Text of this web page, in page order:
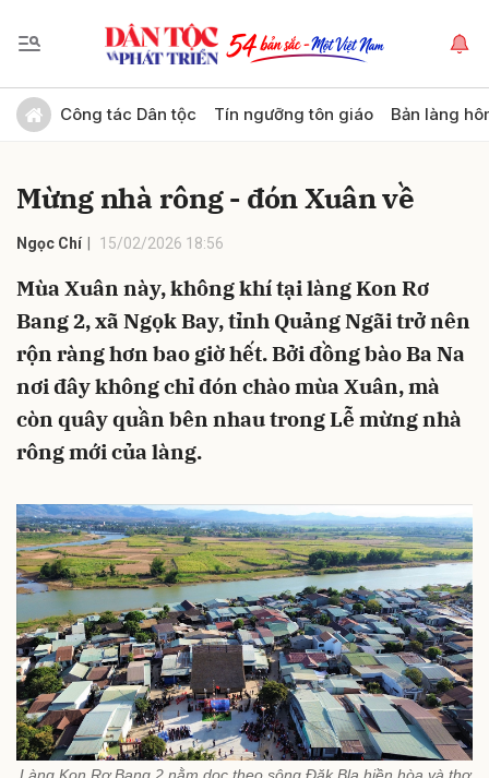
Công tác Dân tộc Tín ngưỡng tôn giáo Bản làng
Mừng nhà rông - đón Xuân về
Ngọc Chí 15/02/2026 18:56
Mùa Xuân này, không khí tại làng Kon Rơ
Bang 2, xã Ngọk Bay, tỉnh Quảng Ngãi trở nên
rộn ràng hơn bao giờ hết. Bởi đồng bào Ba Na
nơi đây không chỉ đón chào mùa Xuân, mà
còn quây quần bên nhau trong Lễ mừng nhà
rông mới của làng.
Gửi bình luận
Hủy Gửi